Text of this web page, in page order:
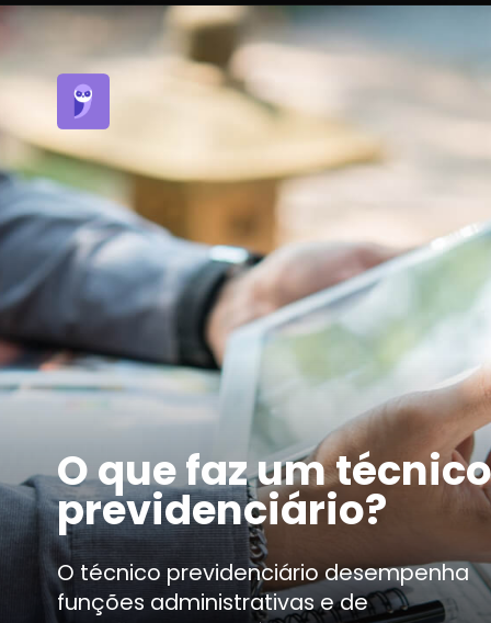
O técnico previdenciário
funções administrativas e
O que faz um
previdenciário?